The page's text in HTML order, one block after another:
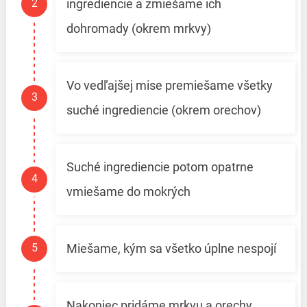
ingrediencie a zmiešame ich
dohromady (okrem mrkvy)
Vo vedľajšej mise premiešame všetky
suché ingrediencie (okrem orechov)
Suché ingrediencie potom opatrne
vmiešame do mokrých
Miešame, kým sa všetko úplne nespojí